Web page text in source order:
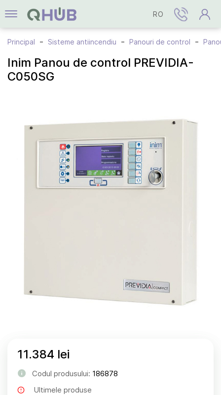
RO
Principal Sisteme antiincendiu Panouri de control
Inim Panou de control PREVIDIA-
C050SG
11.384 lei
Codul produsului: 186878
Ultimele produse